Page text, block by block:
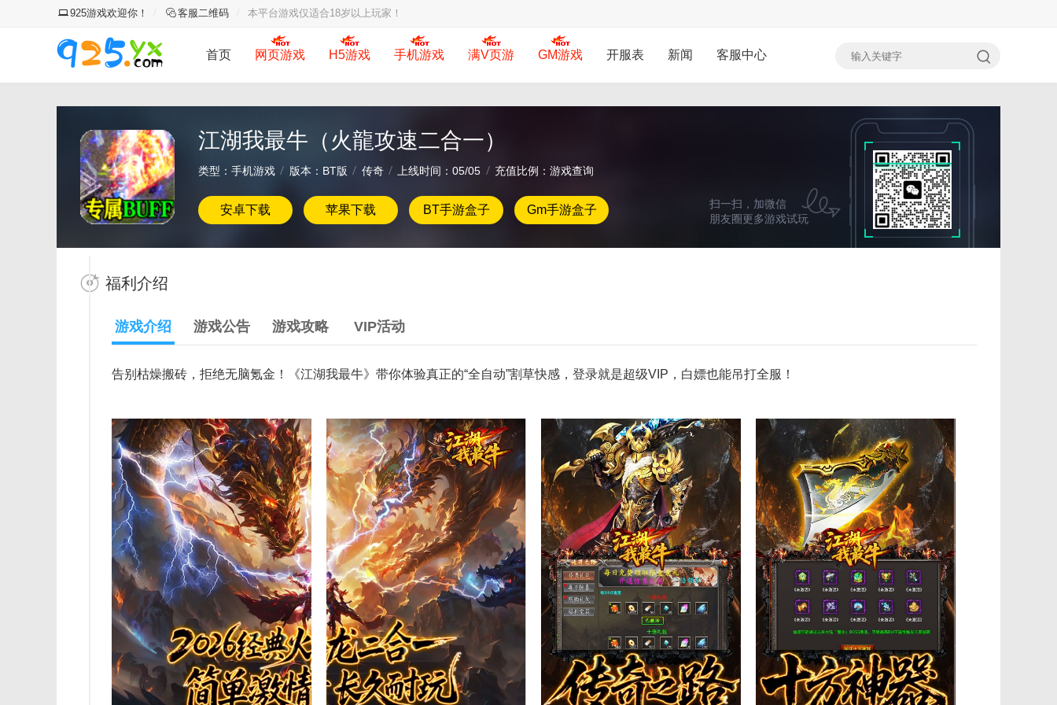
925游戏欢迎你！ 客服二维码 本平台游戏仅适合18岁以上玩家！
首页 网页游戏 H5游戏 手机游戏 满V页游 GM游戏 开服表 新闻 客服中心
江湖我最牛（火龍攻速二合一）
类型：手机游戏 版本：BT版 传奇 上线时间：05/05 充值比例：游戏查询
安卓下载 苹果下载 BT手游盒子 Gm手游盒子
扫一扫，加微信
朋友圈更多游戏试玩
福利介绍
游戏介绍 游戏公告 游戏攻略 VIP活动
告别枯燥搬砖，拒绝无脑氪金！《江湖我最牛》带你体验真正的“全自动”割草快感，登录就是超级VIP，白嫖也能吊打全服！